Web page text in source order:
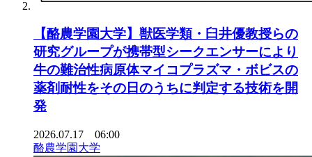
【酪農学園大学】獣医学類・臼井優教授らの
研究グループが携帯型シークエンサーにより
牛の難治性病原体マイコプラズマ・ボビスの
薬剤耐性をその日のうちに判定する技術を開
発
2026.07.17 06:00
酪農学園大学